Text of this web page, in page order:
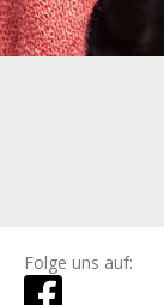
Folge uns auf: